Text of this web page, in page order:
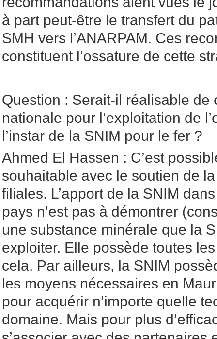
à part peut-être le transfert du
SMH vers l’ANARPAM. Ces
constituent l’ossature de cette
Question : Serait-il réalisable de
nationale pour l’exploitation de
l’instar de la SNIM pour le fer ?
Ahmed El Hassen : C’est
souhaitable avec le soutien de
filiales. L’apport de la SNIM
pays n’est pas à démontrer
une substance minérale que la
exploiter. Elle possède toutes
cela. Par ailleurs, la SNIM
les moyens nécessaires en
pour acquérir n’importe quelle
domaine. Mais pour plus